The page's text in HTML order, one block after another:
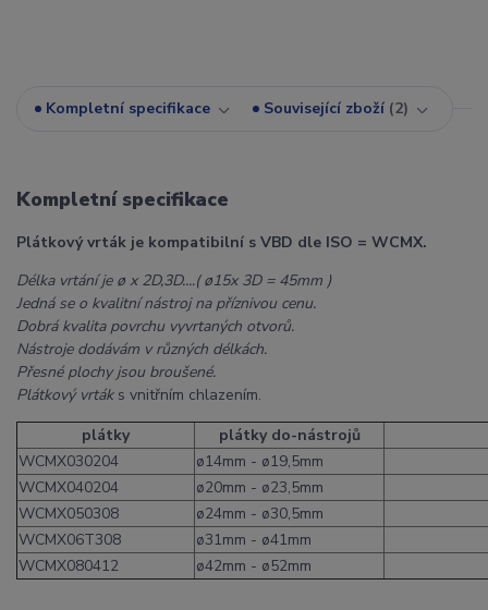
Kompletní specifikace Související zboží 2
Kompletní specifikace
Plátkový vrták je kompatibilní s VBD dle ISO = WCMX.
Délka vrtání je ø x 2D,3D....( ø15x 3D = 45mm )
Jedná se o kvalitní nástroj na příznivou cenu.
Dobrá kvalita povrchu vyvrtaných otvorů.
Nástroje dodávám v různých délkách.
Přesné plochy jsou broušené.
Plátkový vrtáks vnitřním chlazením.
plátky
plátky do-nástrojů
WCMX030204
ø14mm - ø19,5mm
WCMX040204
ø20mm - ø23,5mm
WCMX050308
ø24mm - ø30,5mm
WCMX06T308
ø31mm - ø41mm
WCMX080412
ø42mm - ø52mm